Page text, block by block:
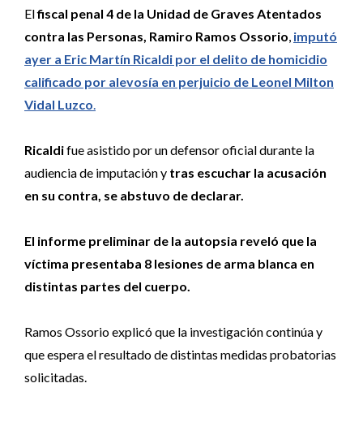
Elfiscal penal 4 de la Unidad de Graves Atentados
contra las Personas, Ramiro Ramos Ossorio, imputó
ayer a Eric Martín Ricaldi por el delito de homicidio
calificado por alevosía en perjuicio de Leonel Milton
Vidal Luzco.
Ricaldifue asistido por un defensor oficial durante la
audiencia de imputación y tras escuchar la acusación
en su contra, se abstuvo de declarar.
El informe preliminar de la autopsia reveló que la
víctima presentaba 8 lesiones de arma blanca en
distintas partes del cuerpo.
Ramos Ossorio explicó que la investigación continúa y
que espera el resultado de distintas medidas probatorias
solicitadas.